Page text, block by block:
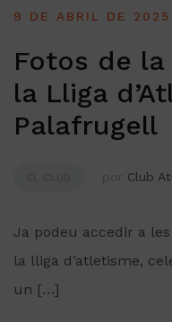
9 DE ABRIL DE 2025
Fotos de la
la Lliga
Palafrugell
Club
Ja podeu accedir a
la lliga d’atletisme,
un […]